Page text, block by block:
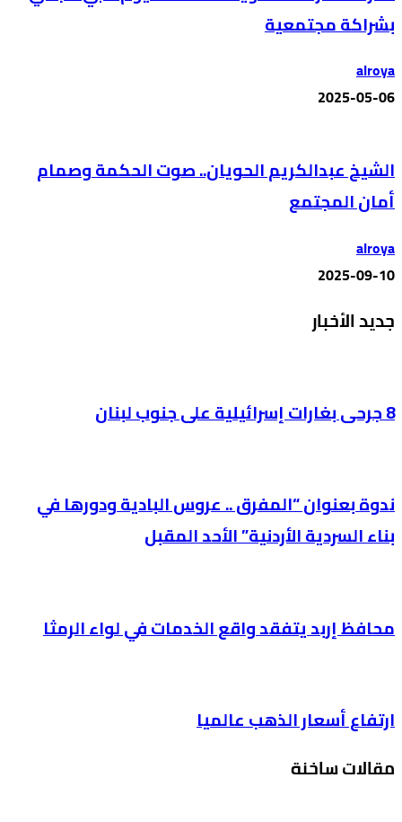
بشراكة مجتمعية
alroya
2025-05-06
الشيخ عبدالكريم الحويان.. صوت الحكمة وصمام
أمان المجتمع
alroya
2025-09-10
جديد الأخبار
8 جرحى بغارات إسرائيلية على جنوب لبنان
ندوة بعنوان “المفرق .. عروس البادية ودورها في
بناء السردية الأردنية” الأحد المقبل
محافظ إربد يتفقد واقع الخدمات في لواء الرمثا
ارتفاع أسعار الذهب عالميا
مقالات ساخنة